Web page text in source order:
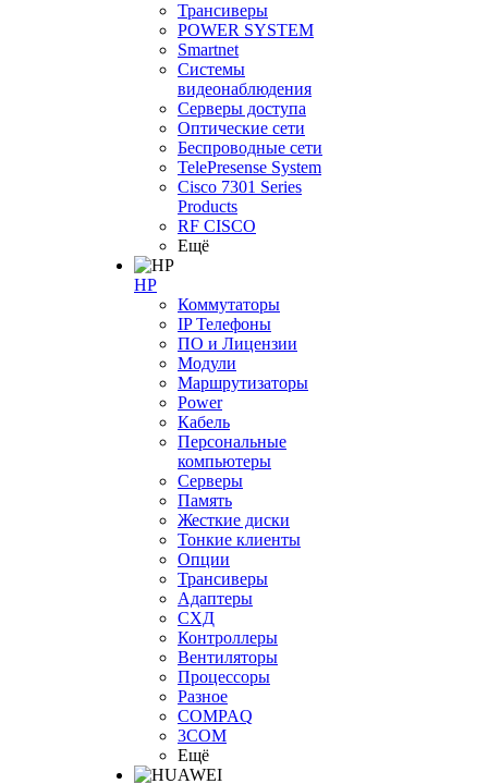
Трансиверы
POWER SYSTEM
Smartnet
Системы
видеонаблюдения
Серверы доступа
Оптические сети
Беспроводные сети
TelePresense System
Cisco 7301 Series
Products
RF CISCO
Ещё
HP
Коммутаторы
IP Телефоны
ПО и Лицензии
Модули
Маршрутизаторы
Power
Кабель
Персональные
компьютеры
Серверы
Память
Жесткие диски
Тонкие клиенты
Опции
Трансиверы
Адаптеры
СХД
Контроллеры
Вентиляторы
Процессоры
Разное
COMPAQ
3COM
Ещё